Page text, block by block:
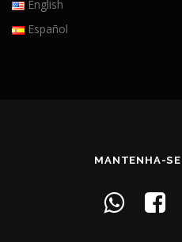
English
Español
MANTENHA-